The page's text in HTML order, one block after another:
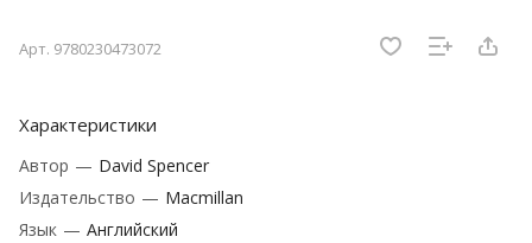
Арт. 9780230473072
Характеристики
Автор — David Spencer
Издательство — Macmillan
Язык — Английский